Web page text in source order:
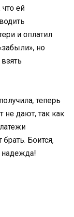
ей
и оплатил
но
теперь
не дают, так как
Боится,
надежда!